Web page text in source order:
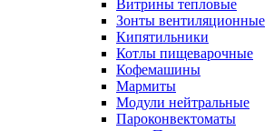
Витрины тепловые
Зонты вентиляционные
Кипятильники
Котлы пищеварочные
Кофемашины
Мармиты
Модули нейтральные
Пароконвектоматы